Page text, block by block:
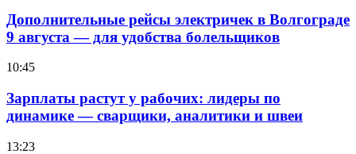
Дополнительные рейсы электричек в Волгограде
9 августа — для удобства болельщиков
10:45
Зарплаты растут у рабочих: лидеры по
динамике — сварщики, аналитики и швеи
13:23